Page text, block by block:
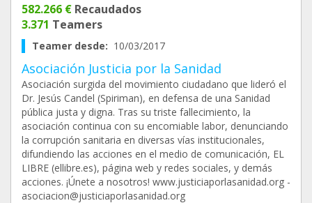
582.266 € Recaudados
3.371 Teamers
Teamer desde: 10/03/2017
Asociación Justicia por la Sanidad
Asociación surgida del movimiento ciudadano que lideró el
Dr. Jesús Candel (Spiriman), en defensa de una Sanidad
pública justa y digna. Tras su triste fallecimiento, la
asociación continua con su encomiable labor, denunciando
la corrupción sanitaria en diversas vías institucionales,
difundiendo las acciones en el medio de comunicación, EL
LIBRE (ellibre.es), página web y redes sociales, y demás
acciones. ¡Únete a nosotros! www.justiciaporlasanidad.org -
asociacion@justiciaporlasanidad.org